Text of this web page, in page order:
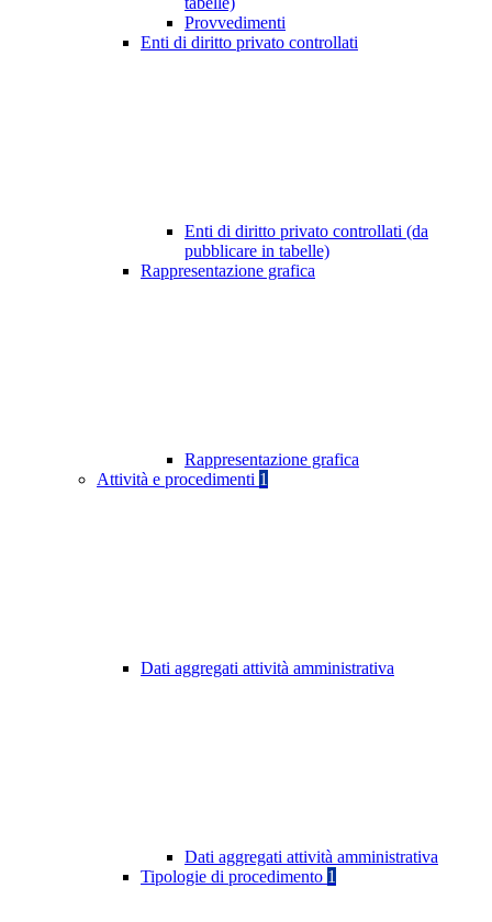
Provvedimenti
Enti di diritto privato controllati
Enti di diritto privato controllati (da
pubblicare in tabelle)
Rappresentazione grafica
Rappresentazione grafica
Attività e procedimenti 1
Dati aggregati attività amministrativa
Dati aggregati attività amministrativa
Tipologie di procedimento 1